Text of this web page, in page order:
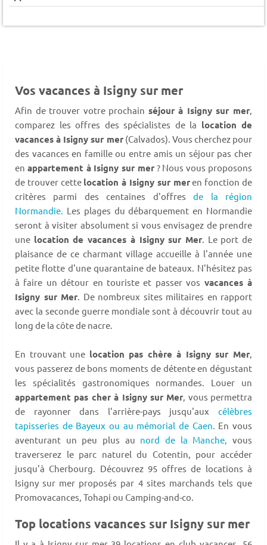
Vos vacances à Isigny sur mer
Afin de trouver votre prochain séjour à Isigny sur mer
comparez les offres des spécialistes de la location de
vacances à Isigny sur mer(Calvados). Vous cherchez pour
des vacances en famille ou entre amis un séjour pas cher
en appartement à Isigny sur mer? Nous vous proposons
de trouver cette location à Isigny sur meren fonction de
critères parmi des centaines d'offresde la région
Normandie. Les plages du débarquement en Normandie
seront à visiter absolument si vous envisagez de prendre
une location de vacances à Isigny sur Mer. Le port de
plaisance de ce charmant village accueille à l'année une
petite flotte d'une quarantaine de bateaux. N'hésitez pas
à faire un détour en touriste et passer vos vacances à
Isigny sur Mer . De nombreux sites militaires en rapport
avec la seconde guerre mondiale sont à découvrir tout au
long de la côte de nacre.
En trouvant une location pas chère à Isigny sur Mer
vous passerez de bons moments de détente en dégustant
les spécialités gastronomiques normandes. Louer un
appartement pas cher à Isigny sur Mer , vous permettra
de rayonner dans l'arrière-pays jusqu'aux célèbres
tapisseries de Bayeux ou au mémorial de Caen. En vous
aventurant un peu plus au nord de la Manche,
vous
traverserez le parc naturel du Cotentin, pour accéder
jusqu'à Cherbourg. Découvrez 95 offres de locations à
Isigny sur mer proposés par 4 sites marchands tels que
Promovacances, Tohapi ou Camping-and-co.
Top locations vacances sur Isigny sur mer